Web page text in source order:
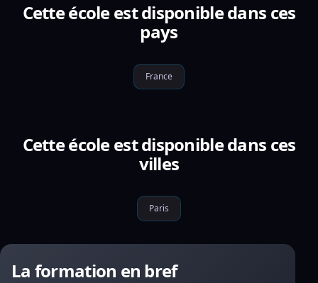
Cette école est disponible dans ces
pays
France
Cette école est disponible dans ces
villes
Paris
La formation en bref